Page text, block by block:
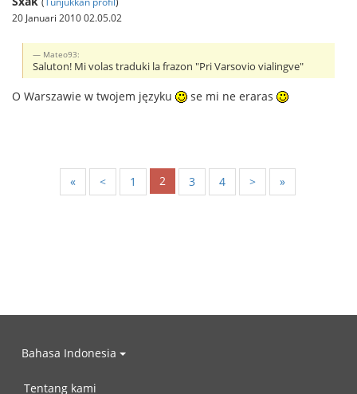
20 Januari 2010 02.05.02
Mateo93:
Saluton! Mi volas traduki la frazon "Pri Varsovio vialingve"
O Warszawie w twojem języku se mi ne eraras
« < 1 2 3 4 > »
Bahasa Indonesia
Tentang kami